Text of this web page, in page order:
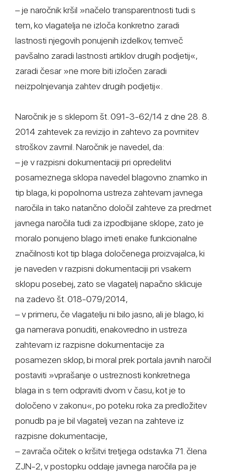
– je naročnik kršil »načelo transparentnosti tudi s
tem, ko vlagatelja ne izloča konkretno zaradi
lastnosti njegovih ponujenih izdelkov, temveč
pavšalno zaradi lastnosti artiklov drugih podjetij«,
zaradi česar »ne more biti izločen zaradi
neizpolnjevanja zahtev drugih podjetij«.
Naročnik je s sklepom št. 091-3-62/14 z dne 28. 8.
2014 zahtevek za revizijo in zahtevo za povrnitev
stroškov zavrnil. Naročnik je navedel, da:
– je v razpisni dokumentaciji pri opredelitvi
posameznega sklopa navedel blagovno znamko in
tip blaga, ki popolnoma ustreza zahtevam javnega
naročila in tako natančno določil zahteve za predmet
javnega naročila tudi za izpodbijane sklope, zato je
moralo ponujeno blago imeti enake funkcionalne
značilnosti kot tip blaga določenega proizvajalca, ki
je naveden v razpisni dokumentaciji pri vsakem
sklopu posebej, zato se vlagatelj napačno sklicuje
na zadevo št. 018-079/2014,
– v primeru, če vlagatelju ni bilo jasno, ali je blago, ki
ga namerava ponuditi, enakovredno in ustreza
zahtevam iz razpisne dokumentacije za
posamezen sklop, bi moral prek portala javnih naročil
postaviti »vprašanje o ustreznosti konkretnega
blaga in s tem odpraviti dvom v času, kot je to
določeno v zakonu«, po poteku roka za predložitev
ponudb pa je bil vlagatelj vezan na zahteve iz
razpisne dokumentacije,
– zavrača očitek o kršitvi tretjega odstavka 71. člena
ZJN-2, v postopku oddaje javnega naročila pa je